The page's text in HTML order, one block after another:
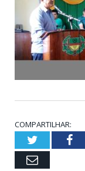
COMPARTILHAR:
Twitter
Email